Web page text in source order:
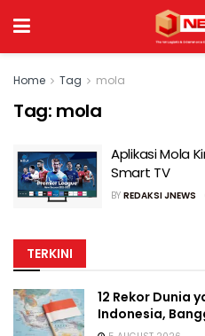
Home Tag mola
Tag: mola
Aplikasi Mola
Smart TV
BY REDAKSI JNEWS
TERKINI
12 Rekor Dunia
Indonesia,